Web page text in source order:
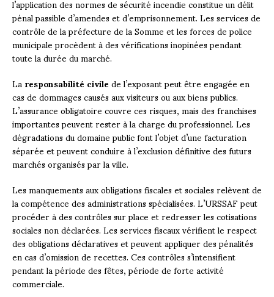
pénal passible d’amendes et d’emprisonnement. Les services de
contrôle de la préfecture de la Somme et les forces de police
municipale procèdent à des vérifications inopinées pendant
toute la durée du marché.
Laresponsabilité civilede l’exposant peut être engagée en
cas de dommages causés aux visiteurs ou aux biens publics.
L’assurance obligatoire couvre ces risques, mais des franchises
importantes peuvent rester à la charge du professionnel. Les
dégradations du domaine public font l’objet d’une facturation
séparée et peuvent conduire à l’exclusion définitive des futurs
marchés organisés par la ville.
Les manquements aux obligations fiscales et sociales relèvent de
la compétence des administrations spécialisées. L’URSSAF peut
procéder à des contrôles sur place et redresser les cotisations
sociales non déclarées. Les services fiscaux vérifient le respect
des obligations déclaratives et peuvent appliquer des pénalités
en cas d’omission de recettes. Ces contrôles s’intensifient
pendant la période des fêtes, période de forte activité
commerciale.